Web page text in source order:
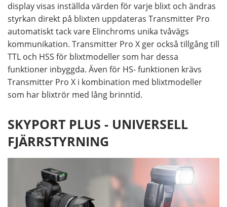
display visas inställda värden för varje blixt och ändras
styrkan direkt på blixten uppdateras Transmitter Pro
automatiskt tack vare Elinchroms unika tvåvägs
kommunikation. Transmitter Pro X ger också tillgång till
TTL och HSS för blixtmodeller som har dessa
funktioner inbyggda. Även för HS- funktionen krävs
Transmitter Pro X i kombination med blixtmodeller
som har blixtrör med lång brinntid.
SKYPORT PLUS - UNIVERSELL
FJÄRRSTYRNING